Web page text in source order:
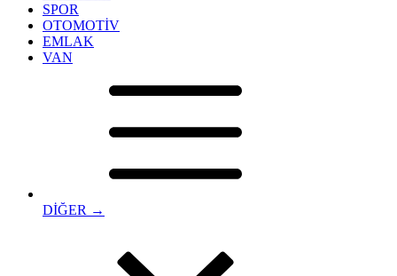
SPOR
OTOMOTİV
EMLAK
VAN
DİĞER →